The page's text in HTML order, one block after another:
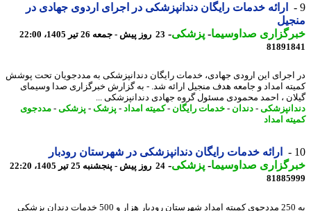
ارائه خدمات رایگان دندانپزشکی در اجرای اردوی جهادی در
صداوسیما-پزشکی-23 روز پیش - جمعه 26 تیر 1405، 22:00
این ارودی جهادی، خدمات رایگان دندانپزشکی به مددجویان تحت پوشش
امداد و جامعه هدف منجیل ارائه شد. - به گزارش خبرگزاری صدا وسیمای
، احمد محمودی مسئول گروه جهادی دندانپزشکی ...
-دندان- خدمات رایگان -کمیته امداد -پزشک -پزشکی-مددجوی
امداد
ارائه خدمات رایگان دندانپزشکی در شهرستان رودبار
صداوسیما-پزشکی-24 روز پیش - پنجشنبه 25 تیر 1405، 22:20
به 250 مددجوی کمیته امداد شهرستان رودبار هزار و 500 خدمات دندان پزشکی